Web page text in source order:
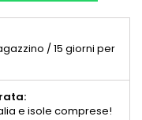
/ 15 giorni per
e isole comprese!